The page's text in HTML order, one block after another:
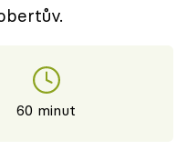
60 minut